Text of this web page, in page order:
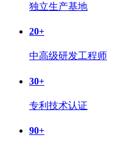
独立生产基地
20+
中高级研发工程师
30+
专利技术认证
90+